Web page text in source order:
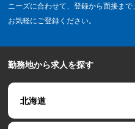
ニーズに合わせて、登録から面接まで
お気軽にご登録ください。
勤務地から求人を探す
北海道